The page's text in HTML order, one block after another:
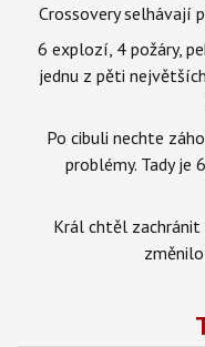
Crossovery selhávají
6 explozí, 4 požáry,
jednu z pěti
Po cibuli nechte
problémy. Tady je
Král chtěl zachránit